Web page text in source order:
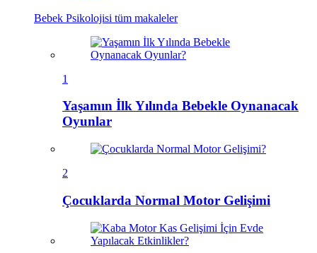
Bebek Psikolojisi tüm makaleler
1
Yaşamın İlk Yılında Bebekle Oynanacak
Oyunlar
2
Çocuklarda Normal Motor Gelişimi